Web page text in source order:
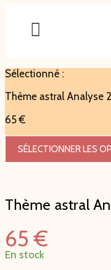
Sélectionné :
Thème astral Analyse
65€
SÉLECTIONNER LES
Thème astral
65 €
En stock